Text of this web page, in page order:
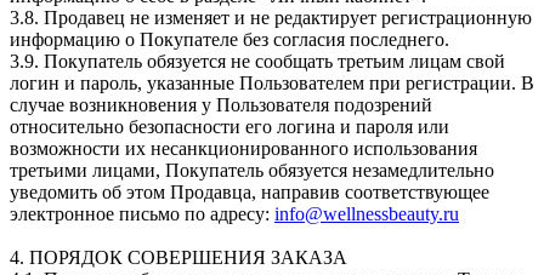
3.8. Продавец не изменяет и не редактирует регистрационную
информацию о Покупателе без согласия последнего.
3.9. Покупатель обязуется не сообщать третьим лицам свой
логин и пароль, указанные Пользователем при регистрации. В
случае возникновения у Пользователя подозрений
относительно безопасности его логина и пароля или
возможности их несанкционированного использования
третьими лицами, Покупатель обязуется незамедлительно
уведомить об этом Продавца, направив соответствующее
электронное письмо по адресу: info@wellnessbeauty.ru
4. ПОРЯДОК СОВЕРШЕНИЯ ЗАКАЗА